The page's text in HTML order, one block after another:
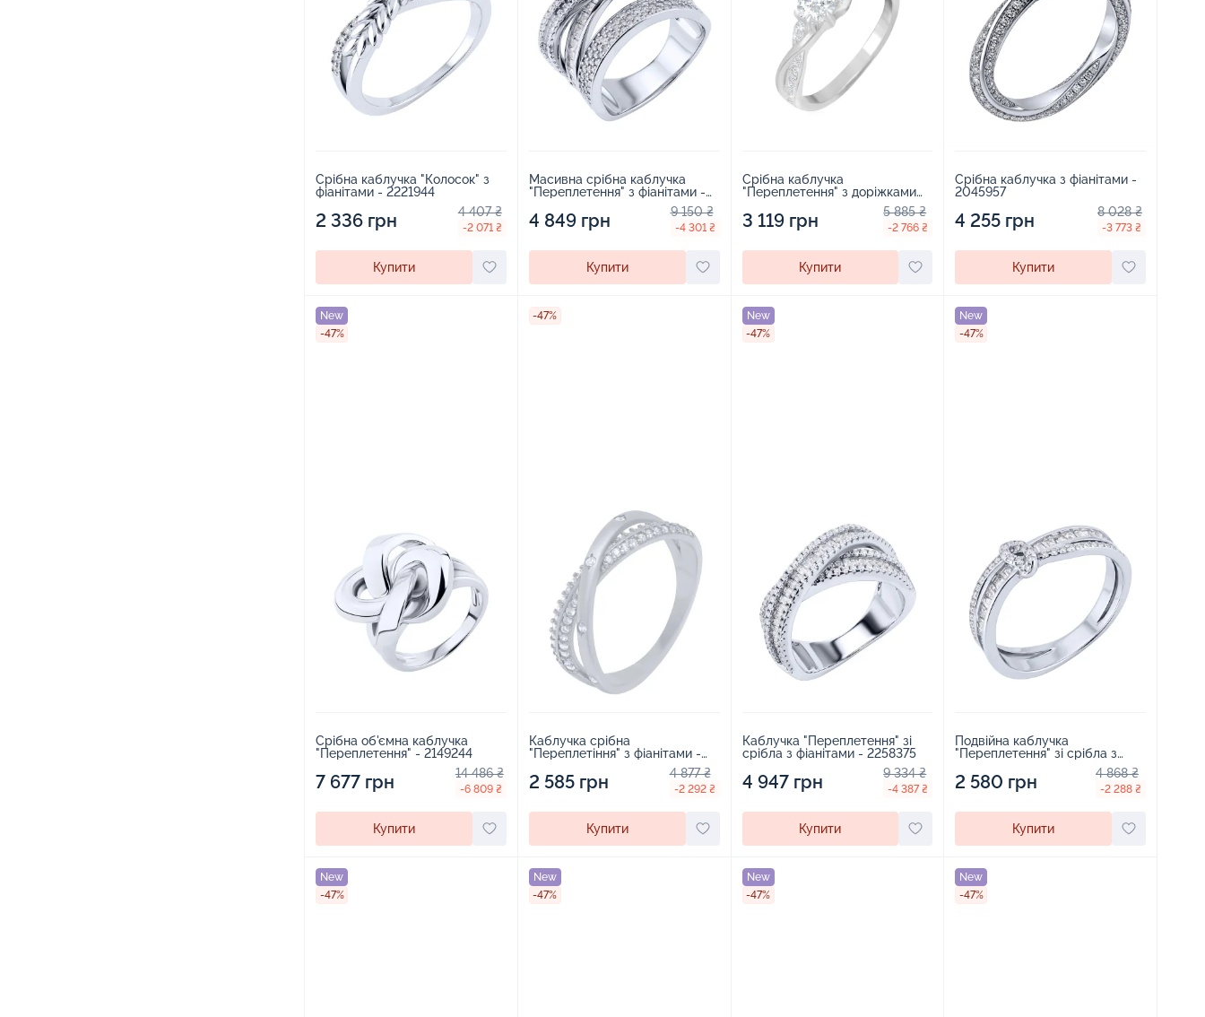
Срібна каблучка "Колосок" з
фіанітами - 2221944
2 336 грн 4 407 ₴
-2 071 ₴
Купити
Масивна срібна каблучка
"Переплетення" з фіанітами -
4 849 грн 9 150 ₴
-4 301 ₴
Купити
Срібна каблучка
"Переплетення" з доріжками
3 119 грн 5 885 ₴
-2 766 ₴
Купити
Срібна каблучка з фіанітами -
2045957
4 255 грн 8 028 ₴
-3 773 ₴
Купити
New
-47%
Срібна об'ємна каблучка
"Переплетення" - 2149244
7 677 грн 14 486 ₴
-6 809 ₴
Купити
-47%
Каблучка срібна
"Переплетіння" з фіанітами -
2 585 грн 4 877 ₴
-2 292 ₴
Купити
New
-47%
Каблучка "Переплетення" зі
срібла з фіанітами - 2258375
4 947 грн 9 334 ₴
-4 387 ₴
Купити
New
-47%
Подвійна каблучка
"Переплетення" зі срібла з
2 580 грн 4 868 ₴
-2 288 ₴
Купити
New
-47%
New
-47%
New
-47%
New
-47%